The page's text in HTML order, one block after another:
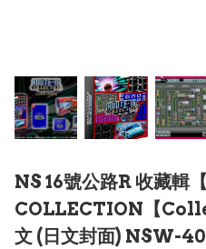
NS 16號公路R 收藏輯
COLLECTION【
文 (日文封面) NSW-